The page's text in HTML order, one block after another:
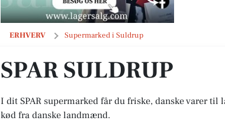
ERHVERV Supermarked i Suldrup
Spar Suldrup
SPAR SULDRUP
I dit SPAR supermarked får du friske, danske varer
kød fra danske landmænd.